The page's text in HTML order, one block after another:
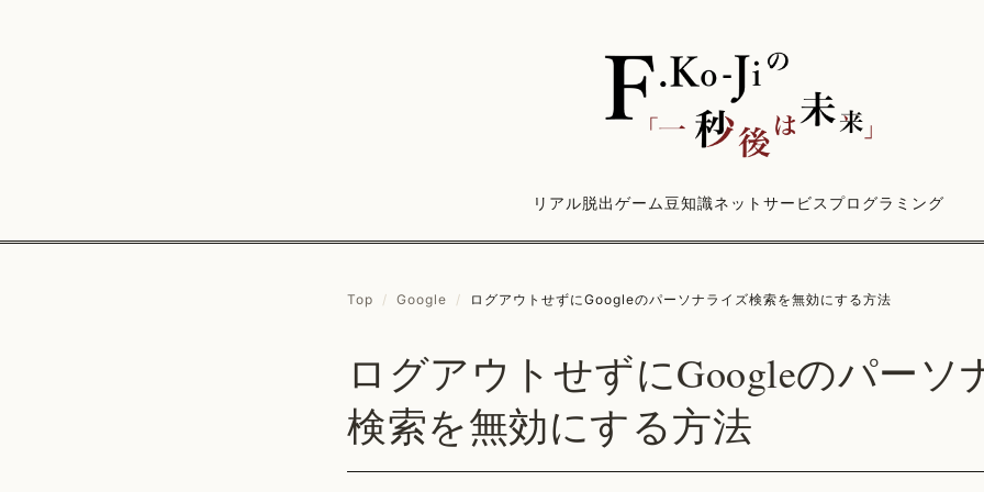
リアル脱出ゲーム豆知識ネットサービス プログラミング
Top / Google / ログアウトせずにGoogleのパーソナライズ検索を無効にする方法
ログアウトせずにGoogleのパーソ
検索を無効にする方法